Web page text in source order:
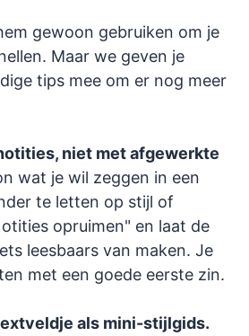
gewoon gebruiken om je
Maar we geven je
tips mee om er nog meer
niet met afgewerkte
wat je wil zeggen in een
te letten op stijl of
opruimen" en laat de
leesbaars van maken. Je
met een goede eerste zin.
als mini-stijlgids.